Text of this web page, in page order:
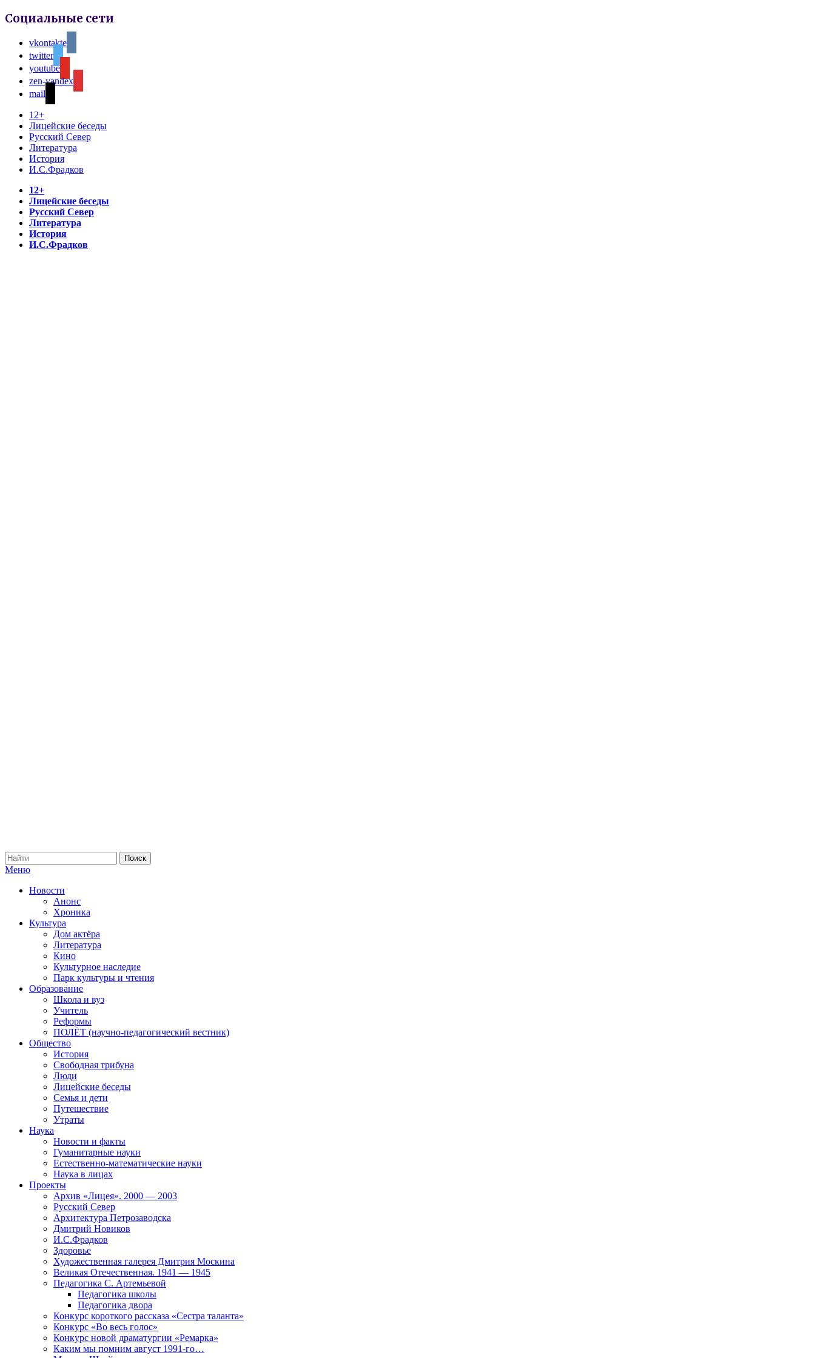
Социальные сети
vkontakte
twitter
youtube
zen-yandex
mail
12+
Лицейские беседы
Русский Север
Литература
История
И.С.Фрадков
12+
Лицейские беседы
Русский Север
Литература
История
И.С.Фрадков
Меню
Новости
Анонс
Хроника
Культура
Дом актёра
Литература
Кино
Культурное наследие
Парк культуры и чтения
Образование
Школа и вуз
Учитель
Реформы
ПОЛЁТ (научно-педагогический вестник)
Общество
История
Свободная трибуна
Люди
Лицейские беседы
Семья и дети
Путешествие
Утраты
Наука
Новости и факты
Гуманитарные науки
Естественно-математические науки
Наука в лицах
Проекты
Архив «Лицея». 2000 — 2003
Русский Север
Архитектура Петрозаводска
Дмитрий Новиков
И.С.Фрадков
Здоровье
Художественная галерея Дмитрия Москина
Великая Отечественная. 1941 — 1945
Педагогика С. Артемьевой
Педагогика школы
Педагогика двора
Конкурс короткого рассказа «Сестра таланта»
Конкурс «Во весь голос»
Конкурс новой драматургии «Ремарка»
Каким мы помним август 1991-го…